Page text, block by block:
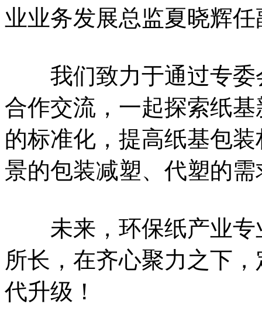
业业务发展总监夏晓辉
我们致力于通过专委
合作交流，一起探索纸
的标准化，提高纸基包
景的包装减塑、代塑的需
未来，环保纸产业专
所长，在齐心聚力之下
代升级！